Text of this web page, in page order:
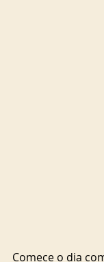
Comece o dia